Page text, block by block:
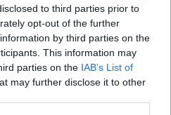
to third parties prior to
opt-out of the further
by third parties on the
This information may
parties on the IAB’s List of
may further disclose it to other
e di occupazione
apprendisti — un buon 95 per
una formazione presso
giovani che hanno concluso